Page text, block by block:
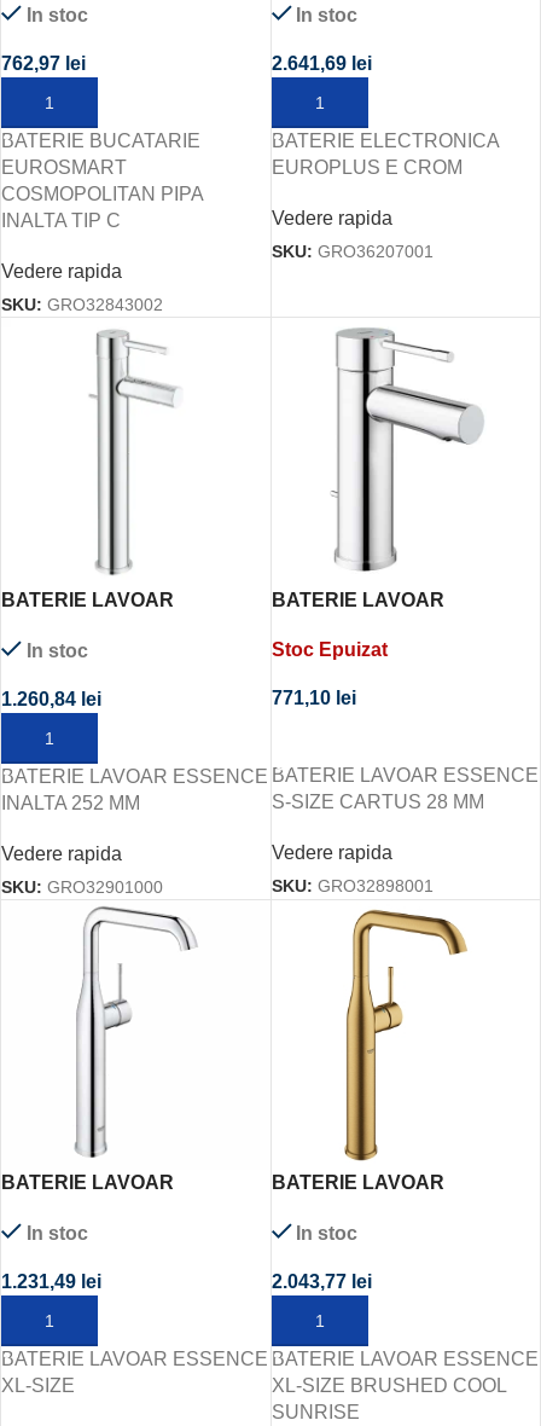
COSMOPOLITAN PIPA
In stoc
762,97 lei
ADAUGĂ ÎN COȘ
BATERIE BUCATARIE
EUROSMART
COSMOPOLITAN PIPA
INALTA TIP C
Vedere rapida
SKU: GRO32843002
In stoc
2.641,69 lei
ADAUGĂ ÎN COȘ
BATERIE ELECTRONICA
EUROPLUS E CROM
Vedere rapida
SKU: GRO36207001
BATERIE LAVOAR
In stoc
1.260,84 lei
ADAUGĂ ÎN COȘ
BATERIE LAVOAR ESSENCE
INALTA 252 MM
Vedere rapida
SKU: GRO32901000
BATERIE LAVOAR
28 MM
Stoc Epuizat
771,10 lei
BATERIE LAVOAR ESSENCE
S-SIZE CARTUS 28 MM
Vedere rapida
SKU: GRO32898001
BATERIE LAVOAR
In stoc
1.231,49 lei
ADAUGĂ ÎN COȘ
BATERIE LAVOAR ESSENCE
XL-SIZE
BATERIE LAVOAR
BRUSHED COOL SUNRISE
In stoc
2.043,77 lei
ADAUGĂ ÎN COȘ
BATERIE LAVOAR ESSENCE
XL-SIZE BRUSHED COOL
SUNRISE